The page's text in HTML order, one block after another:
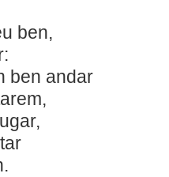
ben,
ir quen ben